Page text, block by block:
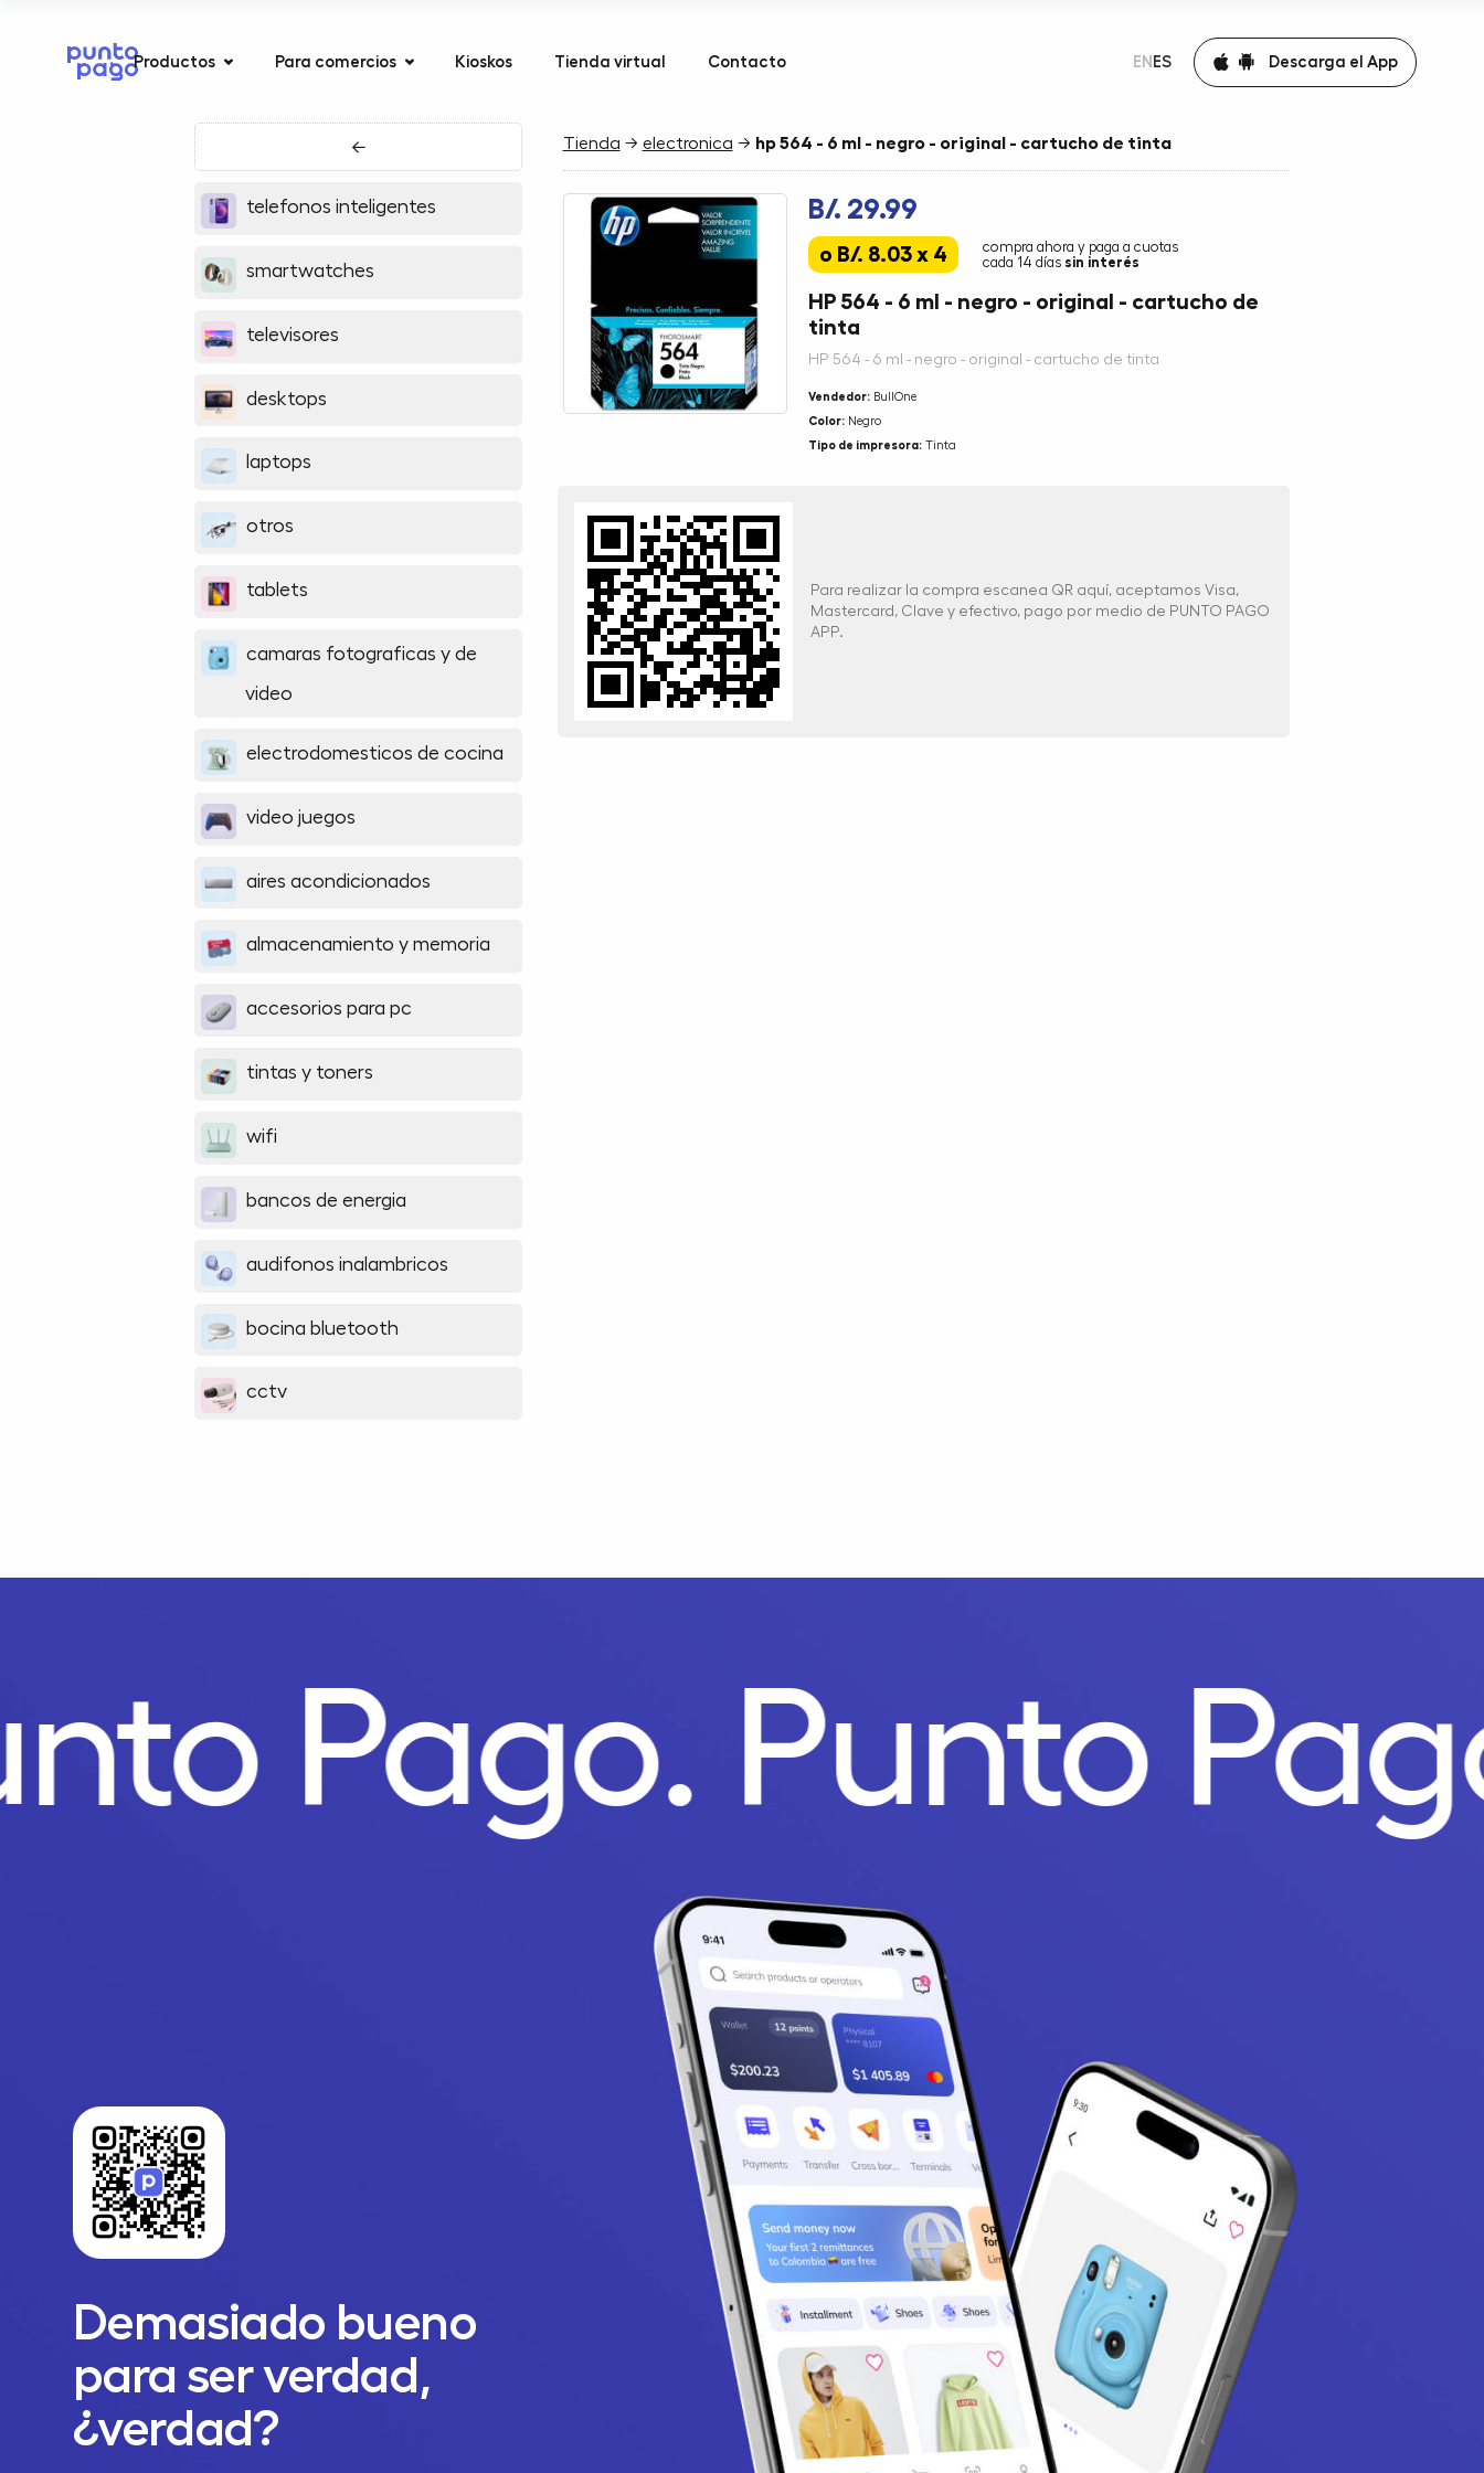
Productos Para comercios Kioskos Tienda virtual Contacto EN ES Descarga el App
←
telefonos inteligentes
smartwatches
televisores
desktops
laptops
otros
tablets
camaras fotograficas y de
video
electrodomesticos de cocina
video juegos
aires acondicionados
almacenamiento y memoria
accesorios para pc
tintas y toners
wifi
bancos de energia
audifonos inalambricos
bocina bluetooth
cctv
Tienda → electronica → hp 564 - 6 ml - negro - original - cartucho de tinta
B/. 29.99
o B/. 8.03 x 4
compra ahora y paga a cuotas
cada 14 días sin interés
HP 564 - 6 ml - negro - original - cartucho de
tinta
HP 564 - 6 ml - negro - original - cartucho de tinta
Vendedor:BullOne
Color:Negro
Tipo de impresora:Tinta
Para realizar la compra escanea QR aquí, aceptamos Visa,
Mastercard, Clave y efectivo, pago por medio de PUNTO PAGO
APP.
Pago. Punto
Demasiado bueno
para ser verdad,
¿verdad?